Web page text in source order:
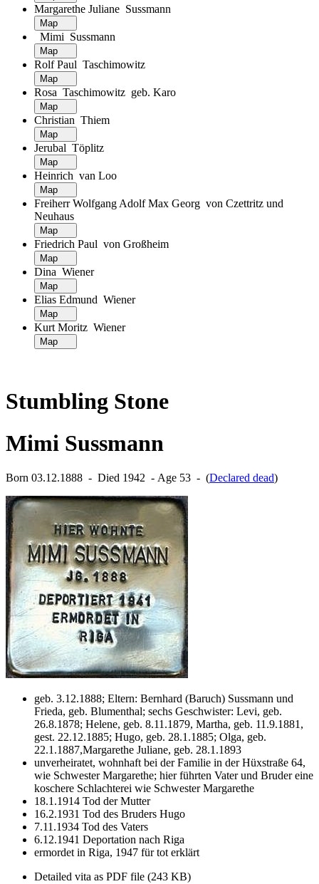
Margarethe Juliane Sussmann
Mimi Sussmann
Rolf Paul Taschimowitz
Rosa Taschimowitz geb. Karo
Christian Thiem
Jerubal Töplitz
Heinrich van Loo
Freiherr Wolfgang Adolf Max Georg von Czettritz und
Neuhaus
Friedrich Paul von Großheim
Dina Wiener
Elias Edmund Wiener
Kurt Moritz Wiener
Stumbling Stone
Mimi Sussmann
Born 03.12.1888 ‐ Died 1942 ‐ Age 53 ‐ (Declared dead)
geb. 3.12.1888; Eltern: Bernhard (Baruch) Sussmann und
Frieda, geb. Blumenthal; sechs Geschwister: Levi, geb.
26.8.1878; Helene, geb. 8.11.1879, Martha, geb. 11.9.1881,
gest. 22.12.1885; Hugo, geb. 28.1.1885; Olga, geb.
22.1.1887,Margarethe Juliane, geb. 28.1.1893
unverheiratet, wohnhaft bei der Familie in der Hüxstraße 64,
wie Schwester Margarethe; hier führten Vater und Bruder eine
koschere Schlachterei wie Schwester Margarethe
18.1.1914 Tod der Mutter
16.2.1931 Tod des Bruders Hugo
7.11.1934 Tod des Vaters
6.12.1941 Deportation nach Riga
ermordet in Riga, 1947 für tot erklärt
Detailed vita as PDF file (243 KB)